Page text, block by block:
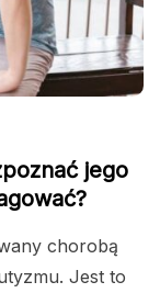
jego
chorobą
Jest to